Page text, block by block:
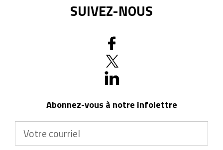
SUIVEZ-NOUS
Abonnez-vous à notre infolettre